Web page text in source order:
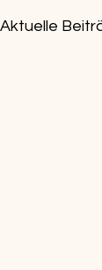
Aktuelle